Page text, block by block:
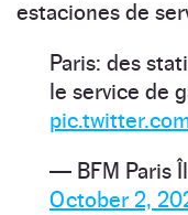
estaciones de
Paris: des
le service de
— BFM Paris
October 2,